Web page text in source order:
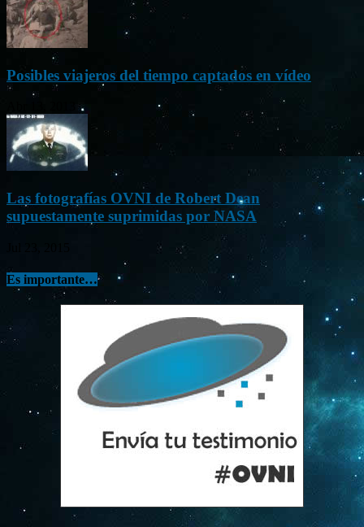
Posibles viajeros del tiempo captados en vídeo
Las fotografías OVNI de Robert Dean
supuestamente suprimidas por NASA
Es importante…